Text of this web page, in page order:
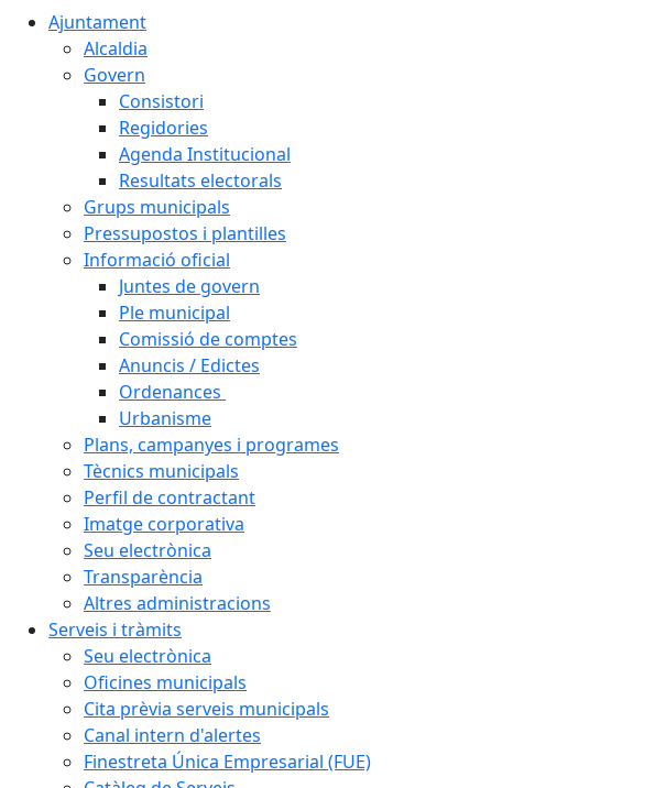
Ajuntament
Alcaldia
Govern
Consistori
Regidories
Agenda Institucional
Resultats electorals
Grups municipals
Pressupostos i plantilles
Informació oficial
Juntes de govern
Ple municipal
Comissió de comptes
Anuncis / Edictes
Ordenances
Urbanisme
Plans, campanyes i programes
Tècnics municipals
Perfil de contractant
Imatge corporativa
Seu electrònica
Transparència
Altres administracions
Serveis i tràmits
Seu electrònica
Oficines municipals
Cita prèvia serveis municipals
Canal intern d'alertes
Finestreta Única Empresarial (FUE)